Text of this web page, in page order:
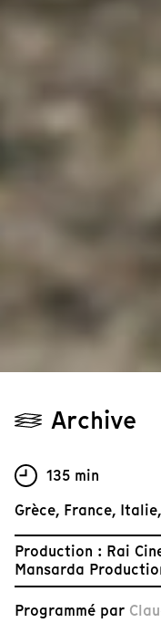
Archive
135 min
Grèce, France,
Production : Rai
Mansarda
Programmé par